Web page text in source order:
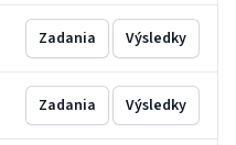
Zadania Výsledky
Zadania Výsledky